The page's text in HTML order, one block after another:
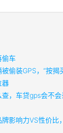
偷车
偷装GPS，“按揭
器
，车贷gps会不
影响力VS性价比